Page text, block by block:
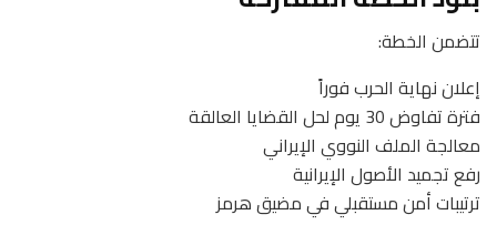
تتضمن الخطة:
إعلان نهاية الحرب فوراً
فترة تفاوض 30 يوم لحل القضايا العالقة
معالجة الملف النووي الإيراني
رفع تجميد الأصول الإيرانية
ترتيبات أمن مستقبلي في مضيق هرمز